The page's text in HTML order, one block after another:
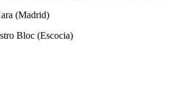
(Madrid)
Bloc (Escocia)